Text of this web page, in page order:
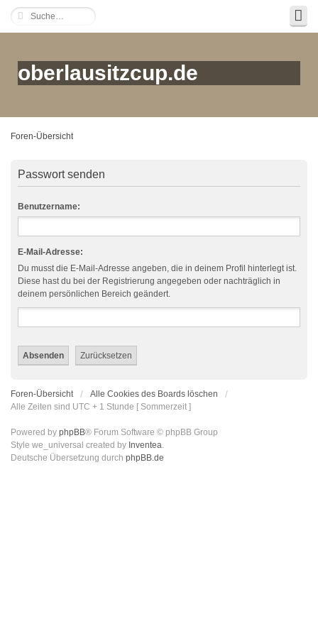
oberlausitzcup.de
Foren-Übersicht
Passwort senden
Benutzername:
E-Mail-Adresse:
Du musst die E-Mail-Adresse angeben, die in deinem Profil hinterlegt ist.
Diese hast du bei der Registrierung angegeben oder nachträglich in
deinem persönlichen Bereich geändert.
Foren-Übersicht
Alle Cookies des Boards löschen
Alle Zeiten sind UTC + 1 Stunde [ Sommerzeit ]
Powered by phpBB® Forum Software © phpBB Group
Style we_universal created by Inventea.
Deutsche Übersetzung durch phpBB.de